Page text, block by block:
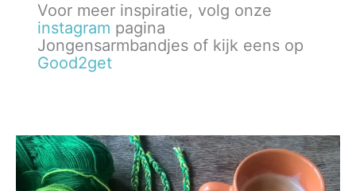
Voor meer inspiratie, volg onze
instagram pagina
Jongensarmbandjes of kijk eens op
Good2get